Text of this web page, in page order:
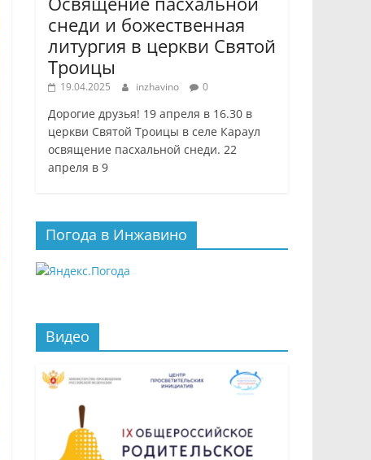
снеди и божественная
литургия в церкви Святой
Троицы
19.04.2025 inzhavino 0
Дорогие друзья! 19 апреля в 16.30 в
церкви Святой Троицы в селе Караул
освящение пасхальной снеди. 22
апреля в 9
Погода в Инжавино
Видео